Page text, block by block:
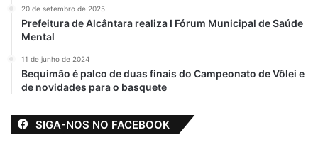
20 de setembro de 2025
Prefeitura de Alcântara realiza I Fórum Municipal de Saúde
Mental
11 de junho de 2024
Bequimão é palco de duas finais do Campeonato de Vôlei e
de novidades para o basquete
SIGA-NOS NO FACEBOOK